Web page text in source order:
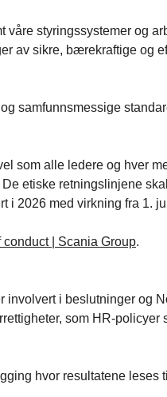
styringssystemer og
av sikre, bærekraftige og
samfunnsmessige
som alle ledere og hver
etiske retningslinjene
i 2026 med virkning fra 1.
conduct | Scania Group.
involvert i beslutninger og
som HR-policyer
hvor resultatene leses